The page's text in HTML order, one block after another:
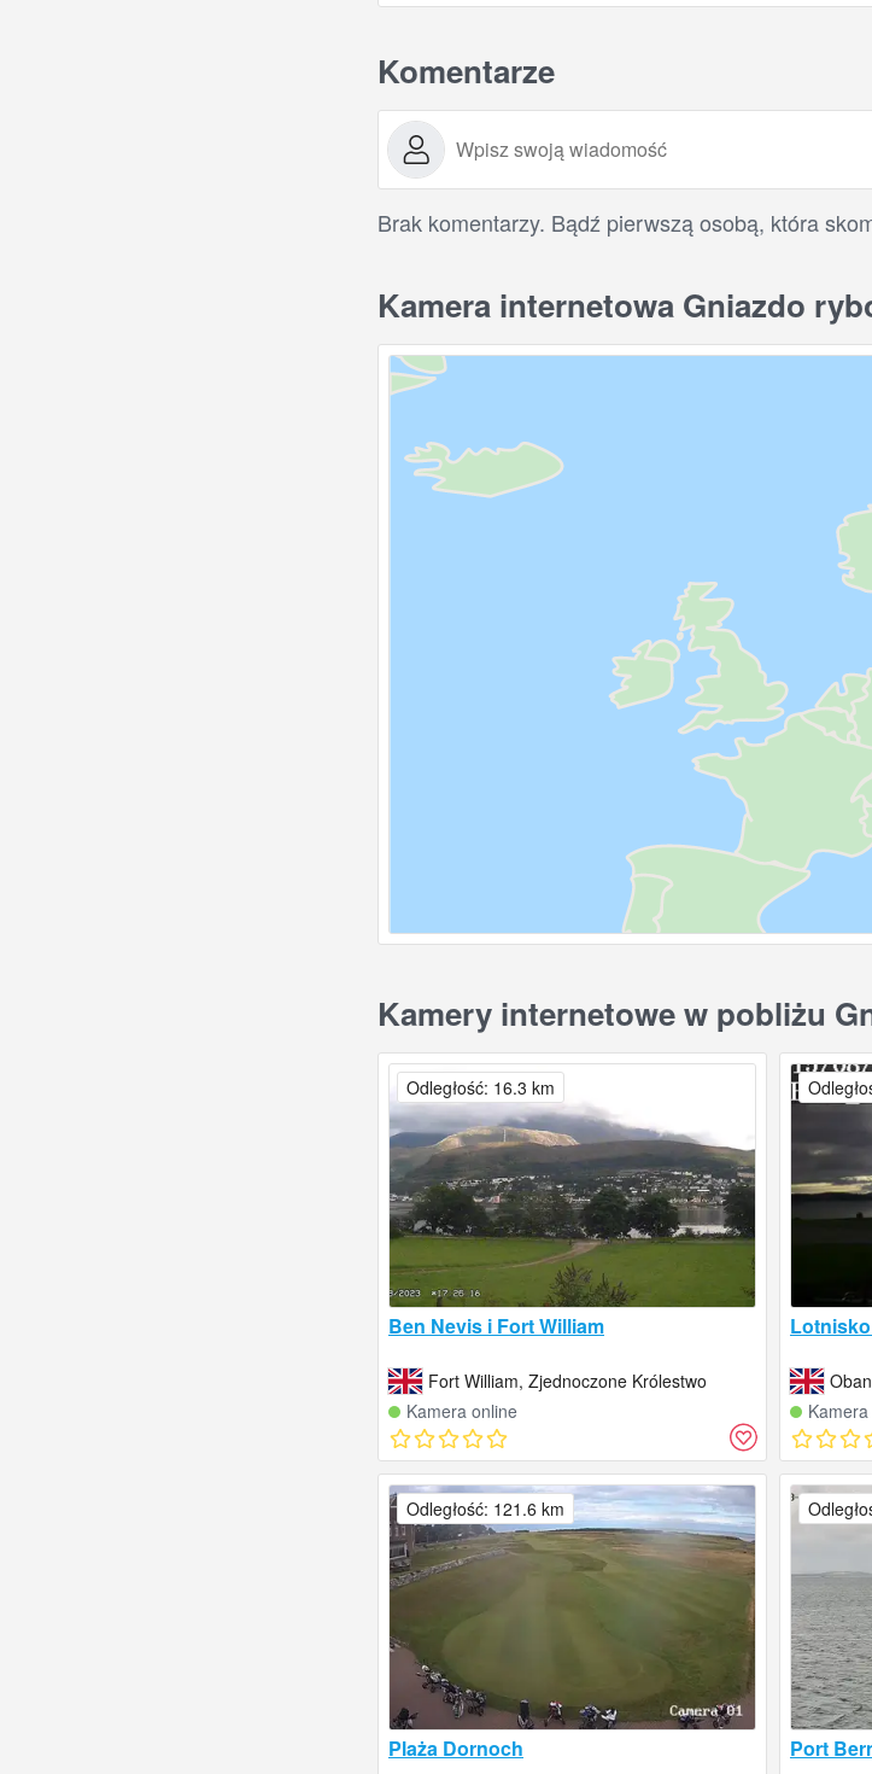
Komentarze
Brak komentarzy. Bądź pierwszą osobą, która
Kamera internetowa Gniazdo
Kamery internetowe w pobliżu
Ben Nevis i Fort William
Fort William, Zjednoczone Królestwo
Kamera online
Odległość: 16.3 km
Plaża Dornoch
Odległość: 121.6 km
Port